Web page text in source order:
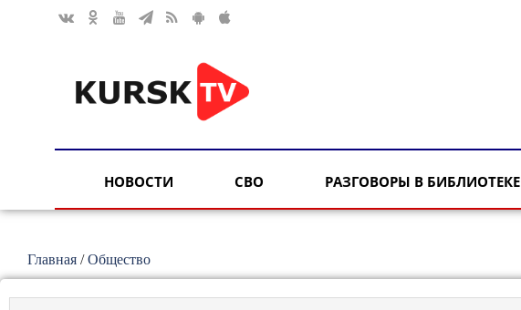
НОВОСТИ СВО РАЗГОВОРЫ В БИБЛИОТЕКЕ
Главная /Общество